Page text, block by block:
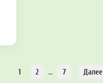
1 2 … 7 Далее